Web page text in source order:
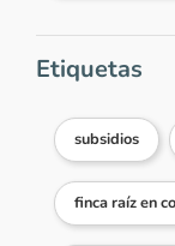
Etiquetas
subsidios
finca raíz en